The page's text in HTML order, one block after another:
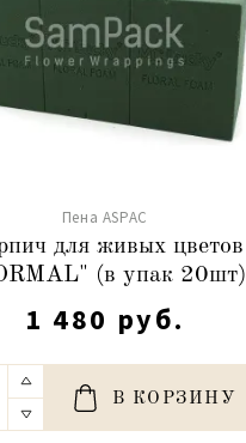
Пена ASPAC
для живых цветов
(в упак 20шт)
1 480 руб.
В КОРЗИНУ